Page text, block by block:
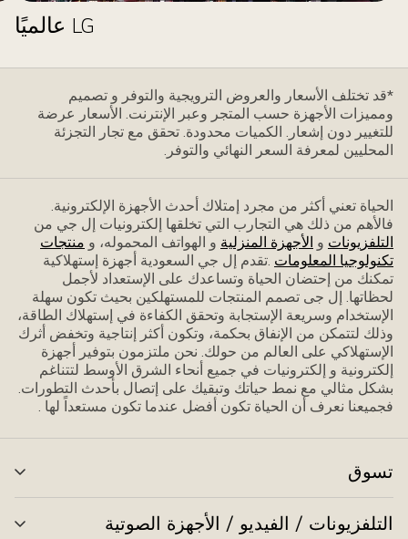
LG عالميًا
*قد تختلف الأسعار والعروض الترويجية والتوفر و تصميم
ومميزات الأجهزة حسب المتجر وعبر الإنترنت. الأسعار عرضة
للتغيير دون إشعار. الكميات محدودة. تحقق مع تجار التجزئة
المحليين لمعرفة السعر النهائي والتوفر.
الحياة تعني أكثر من مجرد إمتلاك أحدث الأجهزة الإلكترونية.
فاﻷهم من ذلك هي التجارب التي تخلقها إلكترونيات إل جي من
التلفزيونات و الأجهزة المنزلية و الهواتف المحموله، و منتجات
تكنولوجيا المعلومات .تقدم إل جي السعودية أجهزة إستهلاكية
تمكنك من إحتضان الحياة وتساعدك على الإستعداد ﻷجمل
لحظاتها. إل جى تصمم المنتجات للمستهلكين بحيث تكون سهلة
الإستخدام وسريعة الإستجابة وتحقق الكفاءة في إستهلاك الطاقة،
وذلك لتتمكن من الإنفاق بحكمة، وتكون أكثر إنتاجية وتخفض أثرك
الإستهلاكي على العالم من حولك. نحن ملتزمون بتوفير أجهزة
إلكترونية و إلكترونيات في جميع أنحاء الشرق الأوسط لتتناغم
بشكل مثالي مع نمط حياتك وتبقيك على إتصال بأحدث التطورات.
فجميعنا نعرف أن الحياة تكون أفضل عندما تكون مستعداً لها .
تسوق
التلفزيونات / الفيديو / الأجهزة الصوتية